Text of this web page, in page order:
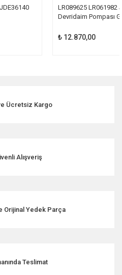
LR089625 LR061982
Devridaim Pompası
₺ 12.870,00
Ücretsiz Kargo
Alışveriş
Orijinal Yedek Parça
Teslimat